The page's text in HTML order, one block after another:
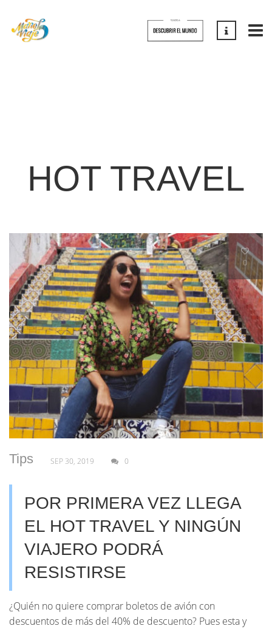
HOT TRAVEL
0
Tips SEP 30, 2019 0
POR PRIMERA VEZ LLEGA
EL HOT TRAVEL Y NINGÚN
VIAJERO PODRÁ
RESISTIRSE
¿Quién no quiere comprar boletos de avión con
descuentos de más del 40% de descuento? Pues esta y